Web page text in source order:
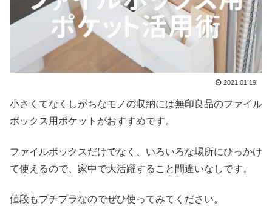
2021.01.19
小さくてなくしがちなモノの収納には無印良品のファイル
ボックス用ポケットがおすすめです。
ファイルボックスだけでなく、いろいろな場所にひっかけ
て使えるので、家中で大活躍すること間違いなしです。
値段もプチプラなのでぜひ使ってみてください。